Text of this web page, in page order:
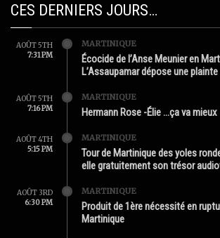
CES DERNIERS JOURS…
AOÛT 5TH
7:31 PM
MARTINIQUE
Écocide de l’Anse Meunier en
L’Assaupamar dépose une
AOÛT 5TH
7:16 PM
MARTINIQUE
Hermann Rose -Élie …ça va mieux
AOÛT 4TH
5:15 PM
MARTINIQUE
Tour de Martinique des yoles
elle gratuitement son trésor
AOÛT 3RD
6:30 PM
MARTINIQUE
Produit de 1ère nécessité en
Martinique